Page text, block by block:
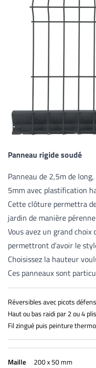
Panneau rigide soudé
Panneau de 2,5m de
5mm avec plastification
Cette clôture permettra
jardin de manière
Vous avez un grand
permettront d’avoir le
Choisissez la hauteur
Ces panneaux sont
Réversibles avec picots
Haut ou bas raidi par 2 ou 4 plis
Fil zingué puis peinture
Maille
200 x 50 mm